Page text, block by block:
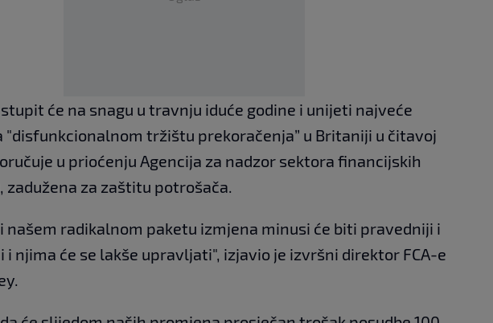
će na snagu u travnju iduće godine i unijeti najveće
"disfunkcionalnom tržištu prekoračenja” u Britaniji u čitavoj
u prioćenju Agencija za nadzor sektora financijskih
zadužena za zaštitu potrošača.
našem radikalnom paketu izmjena minusi će biti pravedniji i
i njima će se lakše upravljati", izjavio je izvršni direktor FCA-e